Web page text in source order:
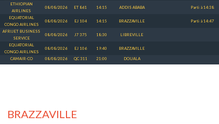
ETHIOPIAN
AIRLINES
08/08/2026 ET 861 14:15 ADDIS ABABA Parti à 14:38
EQUATORIAL
CONGO AIRLINES
08/08/2026 EJ 104 14:15 BRAZZAVILLE Parti à 14:47
AFRIJET BUSINESS
SERVICE
08/08/2026 J7 375 18:30 LIBREVILLE
EQUATORIAL
CONGO AIRLINES
08/08/2026 EJ 106 19:40 BRAZZAVILLE
CAMAIR-CO 08/08/2026 QC 311 21:00 DOUALA
BRAZZAVILLE